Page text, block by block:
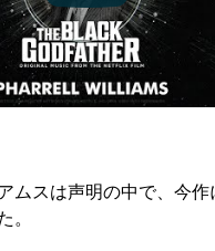
ムスは声明の中で、今作